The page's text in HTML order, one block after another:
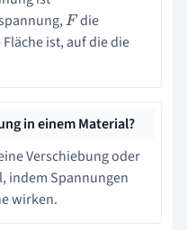
F die
ist, auf die die
in einem Material?
Verschiebung oder
indem Spannungen
wirken.